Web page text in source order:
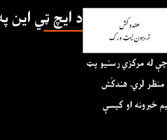
له مرکزي رسنيو پټ
منظر لري. هندکُش
خبرونه او کيسې
د ايچ ټي اين